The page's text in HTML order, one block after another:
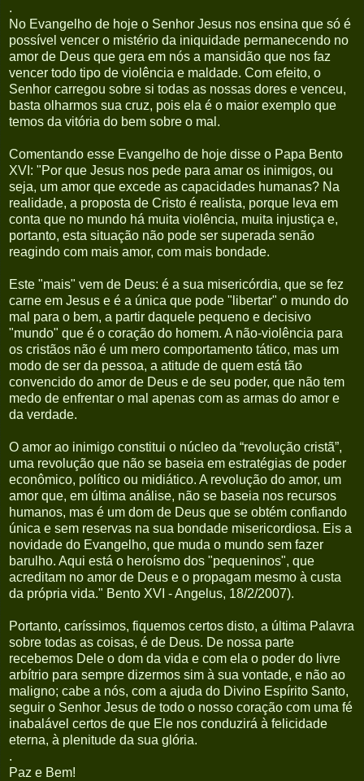
.
No Evangelho de hoje o Senhor Jesus nos ensina que só é
possível vencer o mistério da iniquidade permanecendo no
amor de Deus que gera em nós a mansidão que nos faz
vencer todo tipo de violência e maldade. Com efeito, o
Senhor carregou sobre si todas as nossas dores e venceu,
basta olharmos sua cruz, pois ela é o maior exemplo que
temos da vitória do bem sobre o mal.
Comentando esse Evangelho de hoje disse o Papa Bento
XVI: "Por que Jesus nos pede para amar os inimigos, ou
seja, um amor que excede as capacidades humanas? Na
realidade, a proposta de Cristo é realista, porque leva em
conta que no mundo há muita violência, muita injustiça e,
portanto, esta situação não pode ser superada senão
reagindo com mais amor, com mais bondade.
Este "mais" vem de Deus: é a sua misericórdia, que se fez
carne em Jesus e é a única que pode "libertar" o mundo do
mal para o bem, a partir daquele pequeno e decisivo
"mundo" que é o coração do homem. A não-violência para
os cristãos não é um mero comportamento tático, mas um
modo de ser da pessoa, a atitude de quem está tão
convencido do amor de Deus e de seu poder, que não tem
medo de enfrentar o mal apenas com as armas do amor e
da verdade.
O amor ao inimigo constitui o núcleo da “revolução cristã”,
uma revolução que não se baseia em estratégias de poder
econômico, político ou midiático. A revolução do amor, um
amor que, em última análise, não se baseia nos recursos
humanos, mas é um dom de Deus que se obtém confiando
única e sem reservas na sua bondade misericordiosa. Eis a
novidade do Evangelho, que muda o mundo sem fazer
barulho. Aqui está o heroísmo dos "pequeninos", que
acreditam no amor de Deus e o propagam mesmo à custa
da própria vida." Bento XVI - Angelus, 18/2/2007).
Portanto, caríssimos, fiquemos certos disto, a última Palavra
sobre todas as coisas, é de Deus. De nossa parte
recebemos Dele o dom da vida e com ela o poder do livre
arbítrio para sempre dizermos sim à sua vontade, e não ao
maligno; cabe a nós, com a ajuda do Divino Espírito Santo,
seguir o Senhor Jesus de todo o nosso coração com uma fé
inabalável certos de que Ele nos conduzirá à felicidade
eterna, à plenitude da sua glória.
.
Paz e Bem!